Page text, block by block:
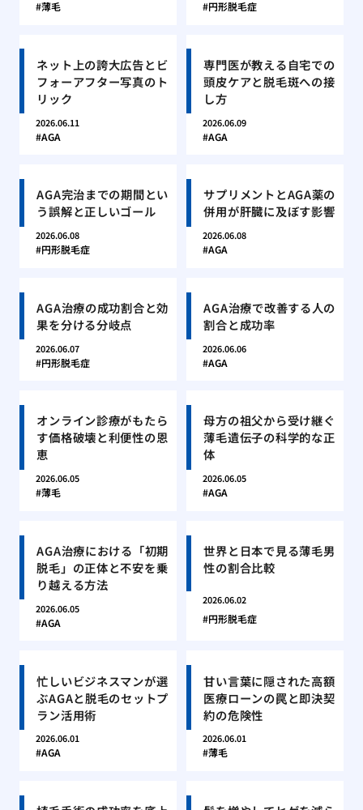
薄毛 円形脱毛症
ネット上の誇大広告とビ
フォーアフター写真のト
リック
2026.06.11
AGA
専門医が教える自宅での
頭皮ケアと脱毛斑への接
し方
2026.06.09
AGA
AGA完治までの期間とい
う誤解と正しいゴール
2026.06.08
円形脱毛症
サプリメントとAGA薬の
併用が肝臓に及ぼす影響
2026.06.08
AGA
AGA治療の成功割合と効
果を分ける分岐点
2026.06.07
円形脱毛症
AGA治療で改善する人の
割合と成功率
2026.06.06
AGA
オンライン診療がもたら
す価格破壊と利便性の恩
恵
2026.06.05
薄毛
母方の祖父から受け継ぐ
薄毛遺伝子の科学的な正
体
2026.06.05
AGA
AGA治療における「初期
脱毛」の正体と不安を乗
り越える方法
2026.06.05
AGA
世界と日本で見る薄毛男
性の割合比較
2026.06.02
円形脱毛症
忙しいビジネスマンが選
ぶAGAと脱毛のセットプ
ラン活用術
2026.06.01
AGA
甘い言葉に隠された高額
医療ローンの罠と即決契
約の危険性
2026.06.01
薄毛